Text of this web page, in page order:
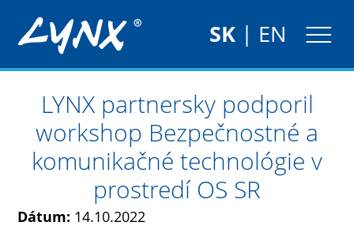
SK| EN
LYNX partnersky podporil
workshop Bezpečnostné a
komunikačné technológie v
prostredí OS SR
Dátum: 14.10.2022